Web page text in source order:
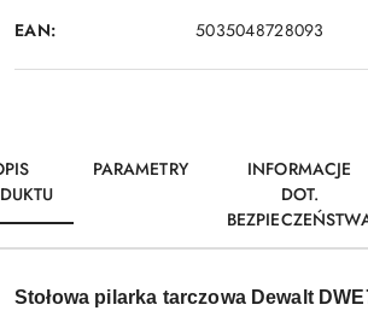
EAN: 5035048728093
PARAMETRY
INFORMACJE
DOT.
Stołowa pilarka tarczowa Dewalt